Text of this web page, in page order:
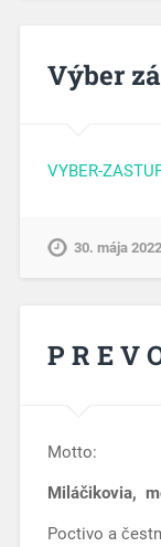
Výber
VYBER-
30. mája 2022
P R E V
Motto:
Miláčikovia,
Poctivo a